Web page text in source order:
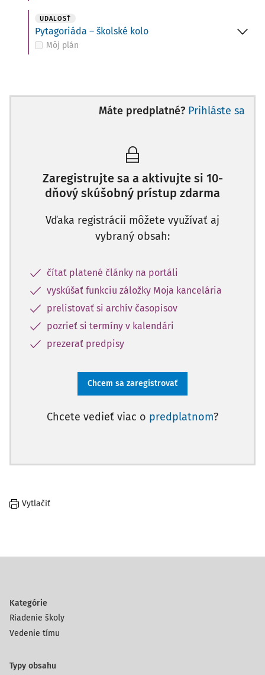
UDALOSŤ
Pytagoriáda – školské kolo
Môj plán
Máte predplatné? Prihláste sa
Zaregistrujte sa a aktivujte si 10-
dňový skúšobný prístup zdarma
Vďaka registrácii môžete využívať aj
vybraný obsah:
čítať platené články na portáli
vyskúšať funkciu záložky Moja kancelária
prelistovať si archív časopisov
pozrieť si termíny v kalendári
prezerať predpisy
Chcem sa zaregistrovať
Chcete vedieť viac o predplatnom?
Vytlačiť
Kategórie
Riadenie školy
Vedenie tímu
Typy obsahu